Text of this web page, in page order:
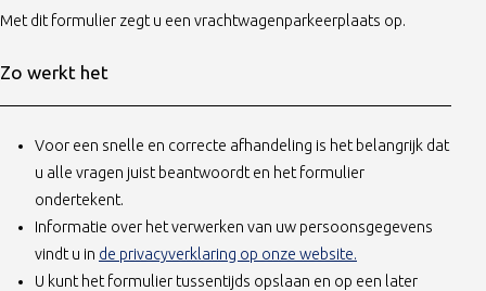
Met dit formulier zegt u een vrachtwagenparkeerplaats op.
Zo werkt het
Voor een snelle en correcte afhandeling is het belangrijk dat
u alle vragen juist beantwoordt en het formulier
ondertekent.
Informatie over het verwerken van uw persoonsgegevens
vindt u in de privacyverklaring op onze website.
U kunt het formulier tussentijds opslaan en op een later